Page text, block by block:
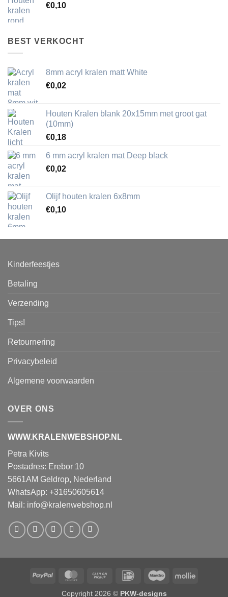
€0,10
BEST VERKOCHT
8mm acryl kralen matt White
€0,02
Houten Kralen blank 20x15mm met groot gat
(10mm)
€0,18
6 mm acryl kralen mat Deep black
€0,02
Olijf houten kralen 6x8mm
€0,10
Kinderfeestjes
Betaling
Verzending
Tips!
Retournering
Privacybeleid
Algemene voorwaarden
OVER ONS
WWW.KRALENWEBSHOP.NL
Petra Kivits
Postadres: Erebor 10
5661AM Geldrop, Nederland
WhatsApp: +31650605614
Mail: info@kralenwebshop.nl
PayPal MasterCardCash
IDeal Maestro Mollie
Copyright 2026 © PKW-designs